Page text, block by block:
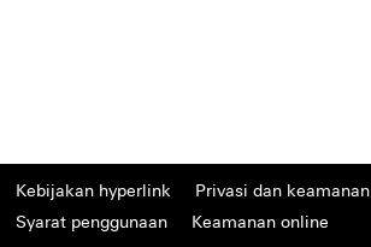
Kebijakan hyperlink
Privasi dan keamanan
Syarat penggunaan
Keamanan online